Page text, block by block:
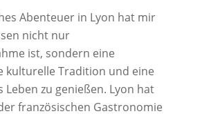
Abenteuer in Lyon hat mir
nicht nur
ist, sondern eine
kulturelle Tradition und eine
Leben zu genießen. Lyon hat
französischen Gastronomie